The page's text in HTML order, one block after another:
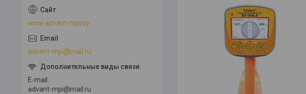
www.advant-mpi.by
advant-mpi@mail.ru
E-mail
advant-mpi@mail.ru